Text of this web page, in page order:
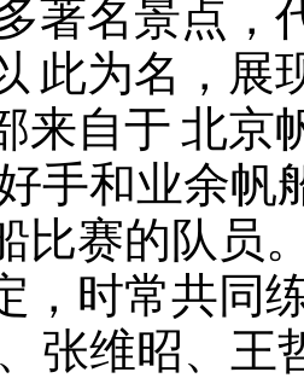
著名景点，
此为名，展
来自于 北京
手和业余帆
比赛的队员
，时常共同
张维昭、王